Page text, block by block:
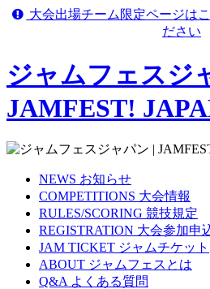
大会出場チーム限定ページは
ださい
ジャムフェスジ
JAMFEST!
NEWS お知らせ
COMPETITIONS 大会情報
RULES/SCORING 競技規定
REGISTRATION 大会参加申
JAM TICKET ジャムチケット
ABOUT ジャムフェスとは
Q&A よくある質問